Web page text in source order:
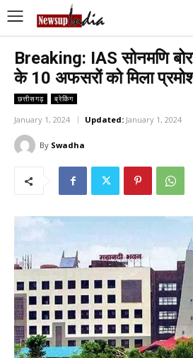
Breaking: IAS सोनमणि
के 10 अफसरों को मिला
छत्तीसगढ़ ब्रेकिंग
January 1, 2024 Updated: January 1, 2024
By Swadha